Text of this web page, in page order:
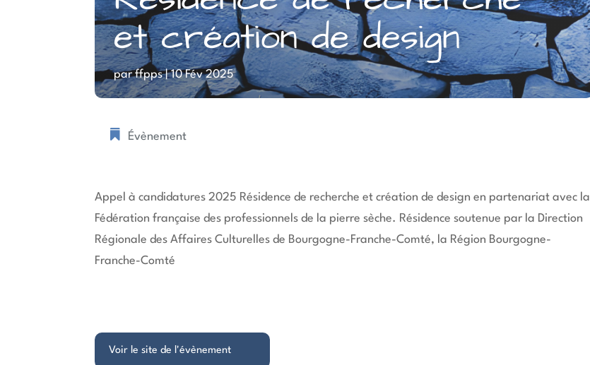
et création de design
parffpps|10 Fév 2025
Évènement
Appel à candidatures 2025 Résidence de recherche et création de design en partenariat avec la
Fédération française des professionnels de la pierre sèche. Résidence soutenue par la Direction
Régionale des Affaires Culturelles de Bourgogne-Franche-Comté, la Région Bourgogne-
Franche-Comté
Voir le site de l'évènement